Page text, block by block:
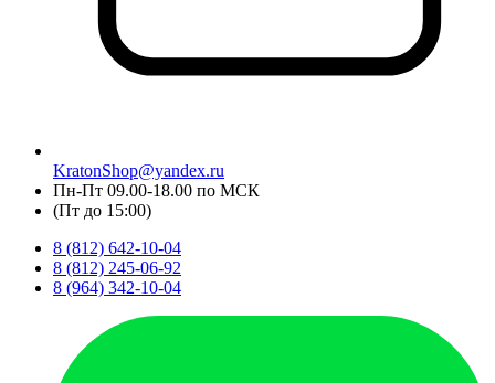
KratonShop@yandex.ru
Пн-Пт 09.00-18.00 по МСК
(Пт до 15:00)
8 (812) 642-10-04
8 (812) 245-06-92
8 (964) 342-10-04